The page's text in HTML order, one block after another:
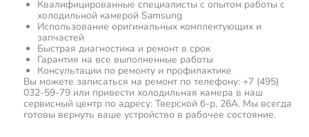
Квалифицированные специалисты с опытом работы с
холодильной камерой Samsung
Использование оригинальных комплектующих и
запчастей
Быстрая диагностика и ремонт в срок
Гарантия на все выполненные работы
Консультации по ремонту и профилактике
Вы можете записаться на ремонт по телефону: +7 (495)
032-59-79 или привести холодильная камера в наш
сервисный центр по адресу: Тверской б-р, 26А. Мы всегда
готовы вернуть ваше устройство в рабочее состояние.